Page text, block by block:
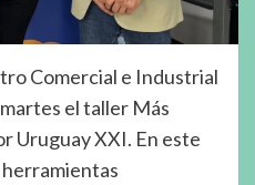
Comercial e Industrial
el taller Más
Uruguay XXI. En este